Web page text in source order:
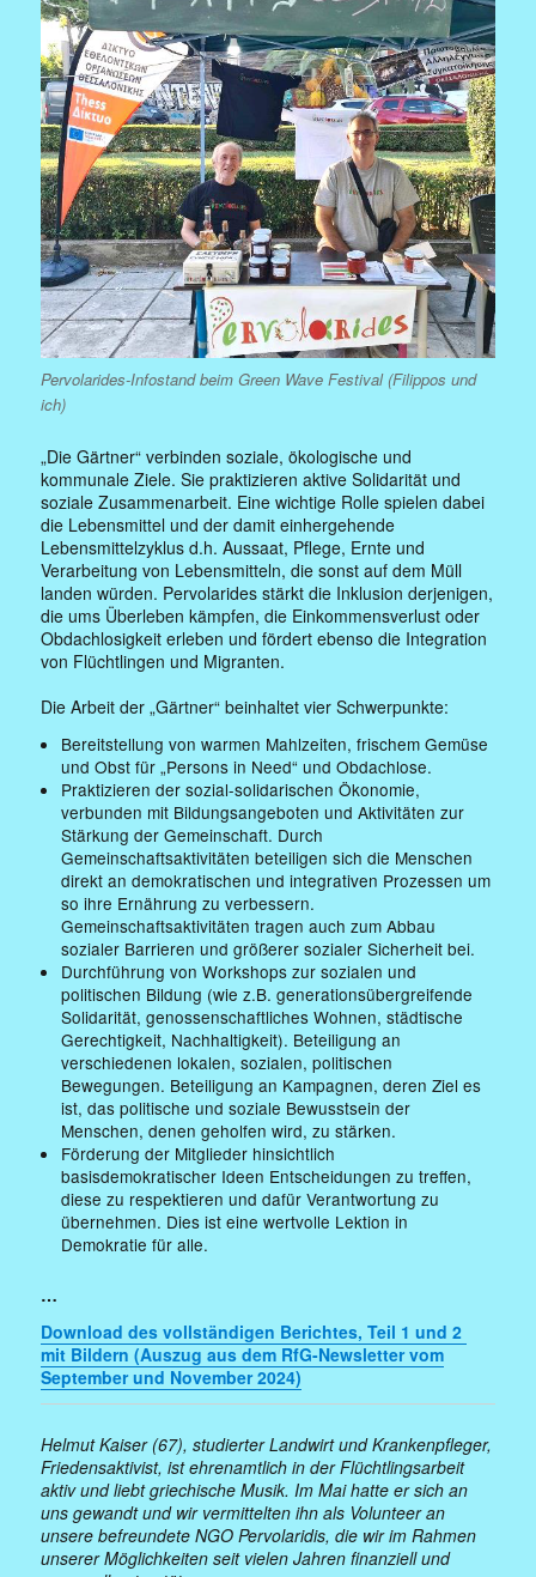
Pervolarides-Infostand beim Green Wave Festival (Filippos und
ich)
„Die Gärtner“ verbinden soziale, ökologische und
kommunale Ziele. Sie praktizieren aktive Solidarität und
soziale Zusammenarbeit. Eine wichtige Rolle spielen dabei
die Lebensmittel und der damit einhergehende
Lebensmittelzyklus d.h. Aussaat, Pflege, Ernte und
Verarbeitung von Lebensmitteln, die sonst auf dem Müll
landen würden. Pervolarides stärkt die Inklusion derjenigen,
die ums Überleben kämpfen, die Einkommensverlust oder
Obdachlosigkeit erleben und fördert ebenso die Integration
von Flüchtlingen und Migranten.
Die Arbeit der „Gärtner“ beinhaltet vier Schwerpunkte:
Bereitstellung von warmen Mahlzeiten, frischem Gemüse
und Obst für „Persons in Need“ und Obdachlose.
Praktizieren der sozial-solidarischen Ökonomie,
verbunden mit Bildungsangeboten und Aktivitäten zur
Stärkung der Gemeinschaft. Durch
Gemeinschaftsaktivitäten beteiligen sich die Menschen
direkt an demokratischen und integrativen Prozessen um
so ihre Ernährung zu verbessern.
Gemeinschaftsaktivitäten tragen auch zum Abbau
sozialer Barrieren und größerer sozialer Sicherheit bei.
Durchführung von Workshops zur sozialen und
politischen Bildung (wie z.B. generationsübergreifende
Solidarität, genossenschaftliches Wohnen, städtische
Gerechtigkeit, Nachhaltigkeit). Beteiligung an
verschiedenen lokalen, sozialen, politischen
Bewegungen. Beteiligung an Kampagnen, deren Ziel es
ist, das politische und soziale Bewusstsein der
Menschen, denen geholfen wird, zu stärken.
Förderung der Mitglieder hinsichtlich
basisdemokratischer Ideen Entscheidungen zu treffen,
diese zu respektieren und dafür Verantwortung zu
übernehmen. Dies ist eine wertvolle Lektion in
Demokratie für alle.
…
Download des vollständigen Berichtes, Teil 1 und 2
mit Bildern (Auszug aus dem RfG-Newsletter vom
September und November 2024)
Helmut Kaiser (67), studierter Landwirt und Krankenpfleger,
Friedensaktivist, ist ehrenamtlich in der Flüchtlingsarbeit
aktiv und liebt griechische Musik. Im Mai hatte er sich an
uns gewandt und wir vermittelten ihn als Volunteer an
unsere befreundete NGO Pervolaridis, die wir im Rahmen
unserer Möglichkeiten seit vielen Jahren finanziell und